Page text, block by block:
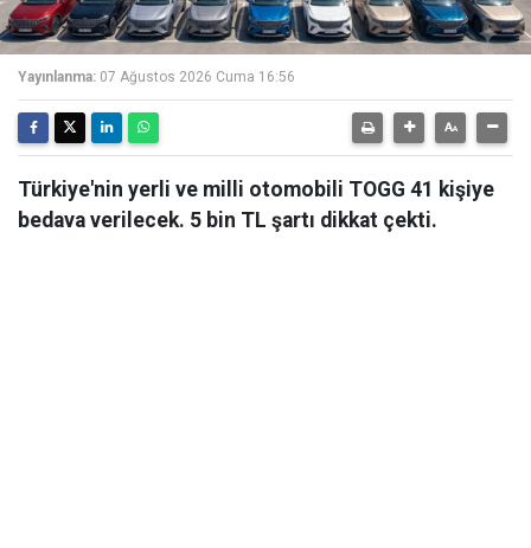
Yayınlanma: 07 Ağustos 2026 Cuma 16:56
Türkiye'nin yerli ve milli otomobili TOGG 41 kişiye
bedava verilecek. 5 bin TL şartı dikkat çekti.